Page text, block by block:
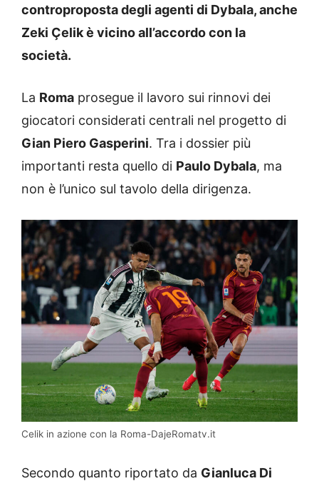
controproposta degli agenti di Dybala, anche
Zeki Çelik è vicino all’accordo con la
società.
La Roma prosegue il lavoro sui rinnovi dei
giocatori considerati centrali nel progetto di
Gian Piero Gasperini. Tra i dossier più
importanti resta quello di Paulo Dybala, ma
non è l’unico sul tavolo della dirigenza.
Celik in azione con la Roma-DajeRomatv.it
Secondo quanto riportato da Gianluca Di